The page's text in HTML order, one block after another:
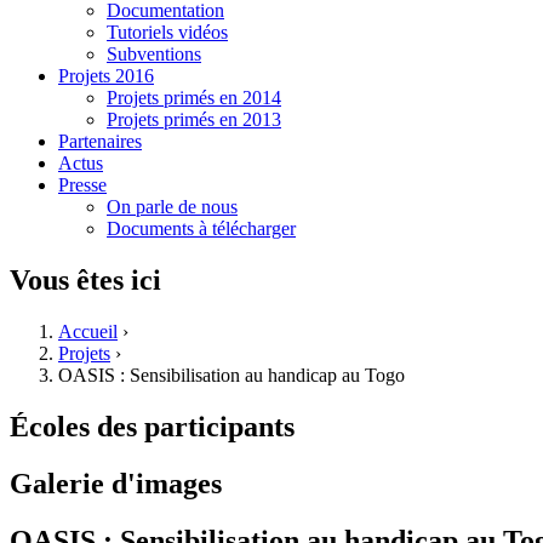
Documentation
Tutoriels vidéos
Subventions
Projets 2016
Projets primés en 2014
Projets primés en 2013
Partenaires
Actus
Presse
On parle de nous
Documents à télécharger
Vous êtes ici
Accueil ›
Projets ›
OASIS : Sensibilisation au handicap au Togo
Écoles des participants
Galerie d'images